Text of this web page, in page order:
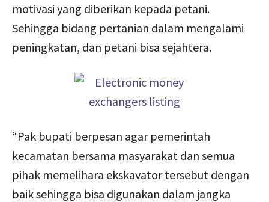
motivasi yang diberikan kepada petani.
Sehingga bidang pertanian dalam mengalami
peningkatan, dan petani bisa sejahtera.
“Pak bupati berpesan agar pemerintah
kecamatan bersama masyarakat dan semua
pihak memelihara ekskavator tersebut dengan
baik sehingga bisa digunakan dalam jangka